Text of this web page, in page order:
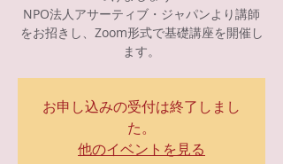
NPO法人アサーティブ・ジャパンより講師
をお招きし、Zoom形式で基礎講座を開催し
ます。
お申し込みの受付は終了しまし
た。
他のイベントを見る